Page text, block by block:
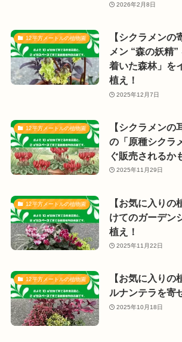
2026年2月8日
12平方メートルの植物園
【シクラメンの
メン “森の妖精
着いた森林」を
植え！
2025年12月7日
12平方メートルの植物園
【シクラメンの
の「原種シクラ
ぐ販売されるか
2025年11月29日
12平方メートルの植物園
【お気に入りの
けてのガーデン
植え！
2025年11月22日
12平方メートルの植物園
【お気に入りの
ルナンテラを寄
2025年10月18日